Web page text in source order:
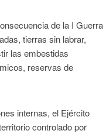
de la I Guerra
tierras sin labrar,
las embestidas
reservas de
internas, el Ejército
controlado por